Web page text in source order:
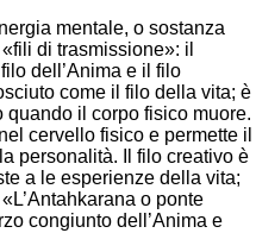
mentale, o sostanza
di trasmissione»: il
dell’Anima e il filo
come il filo della vita; è
il corpo fisico muore.
cervello fisico e permette il
personalità. Il filo creativo è
a le esperienze della vita;
o ponte
congiunto dell’Anima e